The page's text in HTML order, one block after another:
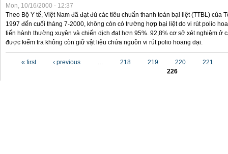
Mon, 10/16/2000 - 12:37
Theo Bộ Y tế, Việt Nam đã đạt đủ các tiêu chuẩn thanh toán bại liệt (TTBL) của
1997 đến cuối tháng 7-2000, không còn có trường hợp bại liệt do vi rút polio
tiến hành thường xuyên và chiến dịch đạt hơn 95%. 92,8% cơ sở xét nghiệm ở
được kiểm tra không còn giữ vật liệu chứa nguồn vi rút polio hoang dại.
« first ‹ previous … 218 219 220
221
226